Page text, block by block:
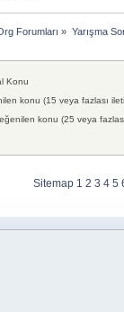
Forumları » Yarışma
Konu
konu (15 veya fazlası
konu (25 veya
Sitemap 1 2 3 4 5